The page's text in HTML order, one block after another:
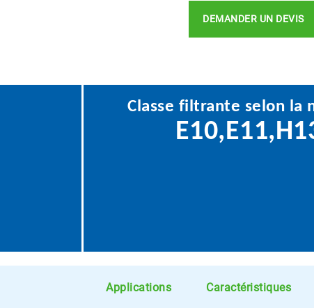
DEMANDER UN DEVIS
Classe filtrante selon la
Applications Caractéristiques